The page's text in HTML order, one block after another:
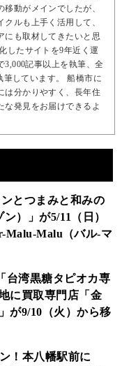
動がメインでしたが、
ルも上手く活用して、
にも取材してきたいと思
したサイトを9年近く運
3,000記事以上を執筆、全
筆しています。 船橋市に
は分かりやすく、長年住
な発見をお届けできるよ
とつまみと和みの
）」が5/11（日）
Malu-Malu（バル-マ
台湾黒糖タピオカ専
に買取専門店「金
が9/10（火）から移
！本八幡駅前に